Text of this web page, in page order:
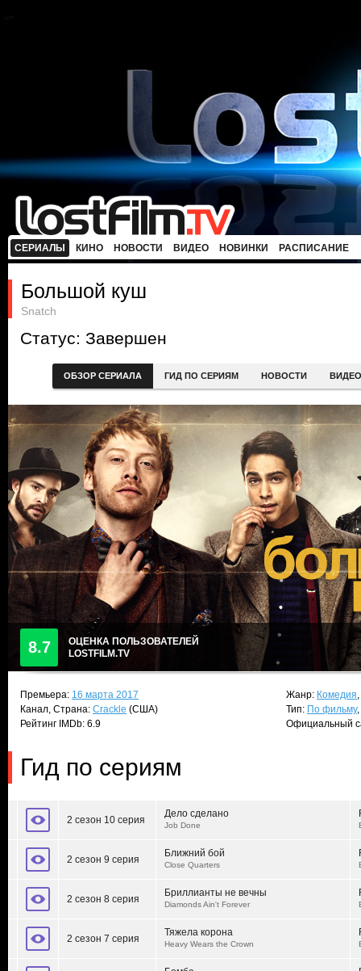
СЕРИАЛЫ КИНО НОВОСТИ ВИДЕО НОВИНКИ РАСПИСАНИЕ
Большой куш
Snatch
Статус: Завершен
ОБЗОР СЕРИАЛА ГИД ПО СЕРИЯМ НОВОСТИ ВИДЕО
8.7
ОЦЕНКА ПОЛЬЗОВАТЕЛЕЙ
LOSTFILM.TV
Премьера: 16 марта 2017
Канал, Страна: Crackle (США)
Рейтинг IMDb: 6.9
Жанр: Комедия,
Тип: По фильму,
Официальный
Гид по сериям
2 сезон 10 серия
Дело сделано
Job Done
2 сезон 9 серия
Ближний бой
Close Quarters
2 сезон 8 серия
Бриллианты не вечны
Diamonds Ain't Forever
2 сезон 7 серия
Тяжела корона
Heavy Wears the Crown